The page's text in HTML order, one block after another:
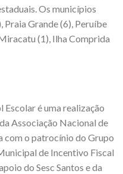
Os municípios
Praia Grande (6), Peruíbe
(1), Ilha Comprida
é uma realização
Associação Nacional de
com o patrocínio do Grupo
de Incentivo Fiscal
do Sesc Santos e da